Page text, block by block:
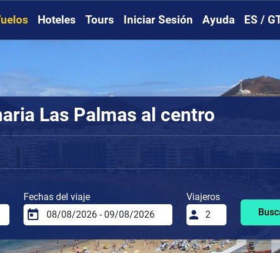
Hoteles Tours Iniciar Sesión Ayuda ES /
Las Palmas al centro
Fechas del viaje
Viajeros